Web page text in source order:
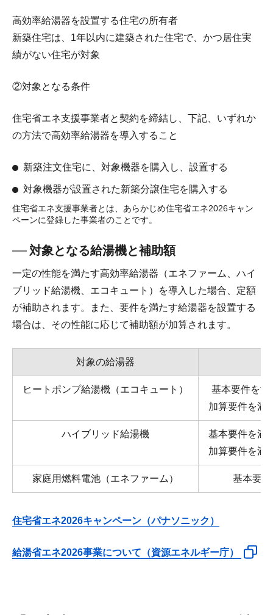
高効率給湯器を設置する住宅の所有者
新築住宅は、1年以内に建築された住宅で、かつ居住実
績がない住宅が対象
②対象となる条件
住宅省エネ支援事業者と契約を締結し、下記、いずれか
の方法で高効率給湯器を導入すること
新築注文住宅に、対象機器を購入し、設置する
対象機器が設置された新築分譲住宅を購入する
住宅省エネ支援事業者とは、あらかじめ住宅省エネ2026キャン
ペーンに登録した事業者のことです。
対象となる給湯機と補助額
一定の性能を満たす高効率給湯器（エネファーム、ハイ
ブリッド給湯機、エコキュート）を導入した場合、定額
が補助されます。また、要件を満たす給湯器を設置する
場合は、その性能に応じて補助額が加算されます。
対象の給湯器
ヒートポンプ給湯機（エコキュート）
基本要件を満
加算要件を満
ハイブリッド給湯機
基本要件を満
加算要件を満
家庭用燃料電池（エネファーム） 基本要
住宅省エネ2026キャンペーン（パナソニック）
給湯省エネ2026事業について（資源エネルギー庁）